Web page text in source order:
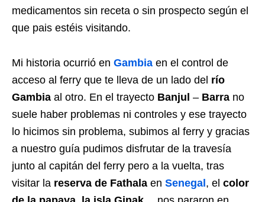
medicamentos sin receta o sin prospecto según el
que pais estéis visitando.
Mi historia ocurrió en Gambia en el control de
acceso al ferry que te lleva de un lado del río
Gambia al otro. En el trayecto Banjul – Barra no
suele haber problemas ni controles y ese trayecto
lo hicimos sin problema, subimos al ferry y gracias
a nuestro guía pudimos disfrutar de la travesía
junto al capitán del ferry pero a la vuelta, tras
visitar la reserva de Fathala en Senegal , el color